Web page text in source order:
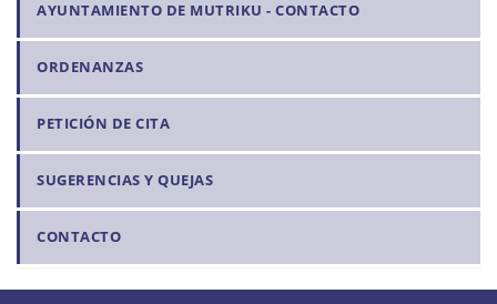
AYUNTAMIENTO DE MUTRIKU - CONTACTO
ORDENANZAS
PETICIÓN DE CITA
SUGERENCIAS Y QUEJAS
CONTACTO